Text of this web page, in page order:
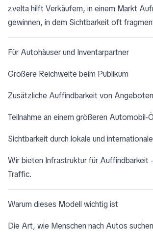
zvelta hilft Verkäufern, in einem Markt
gewinnen, in dem Sichtbarkeit oft
Für Autohäuser und Inventarpartner
Größere Reichweite beim Publikum
Zusätzliche Auffindbarkeit von Angeboten
Teilnahme an einem größeren Automobil-
Sichtbarkeit durch lokale und
Wir bieten Infrastruktur für
Traffic.
Warum dieses Modell wichtig ist
Die Art, wie Menschen nach Autos